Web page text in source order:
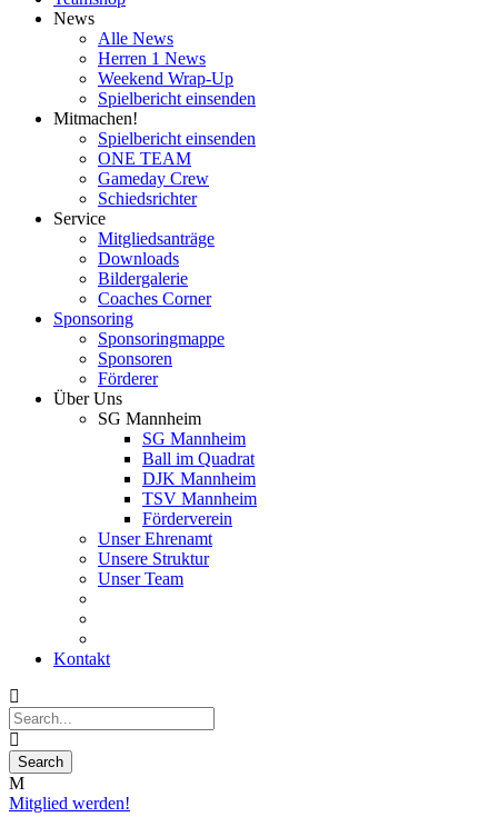
News
Alle News
Herren 1 News
Weekend Wrap-Up
Spielbericht einsenden
Mitmachen!
Spielbericht einsenden
ONE TEAM
Gameday Crew
Schiedsrichter
Service
Mitgliedsanträge
Downloads
Bildergalerie
Coaches Corner
Sponsoring
Sponsoringmappe
Sponsoren
Förderer
Über Uns
SG Mannheim
SG Mannheim
Ball im Quadrat
DJK Mannheim
TSV Mannheim
Förderverein
Unser Ehrenamt
Unsere Struktur
Unser Team
Kontakt
Mitglied werden!